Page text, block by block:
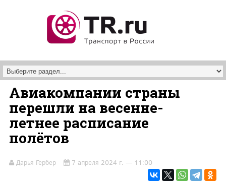
Авиакомпании страны
перешли на весенне-
летнее расписание
полётов
Дарья Гербер 7 апреля 2024 г. — 11:00